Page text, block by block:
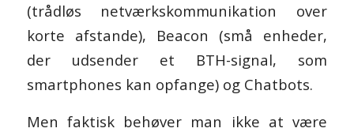
(trådløs netværkskommunikation over
korte afstande), Beacon (små enheder,
der udsender et BTH-signal, som
smartphones kan opfange) og Chatbots.
Men faktisk behøver man ikke at være